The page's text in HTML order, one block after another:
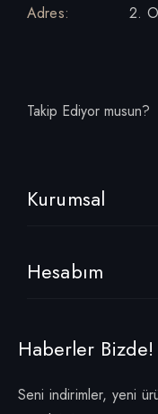
Adres:
2.
Takip Ediyor musun?
Kurumsal
Hesabım
Haberler Bizde!
Seni indirimler, yeni